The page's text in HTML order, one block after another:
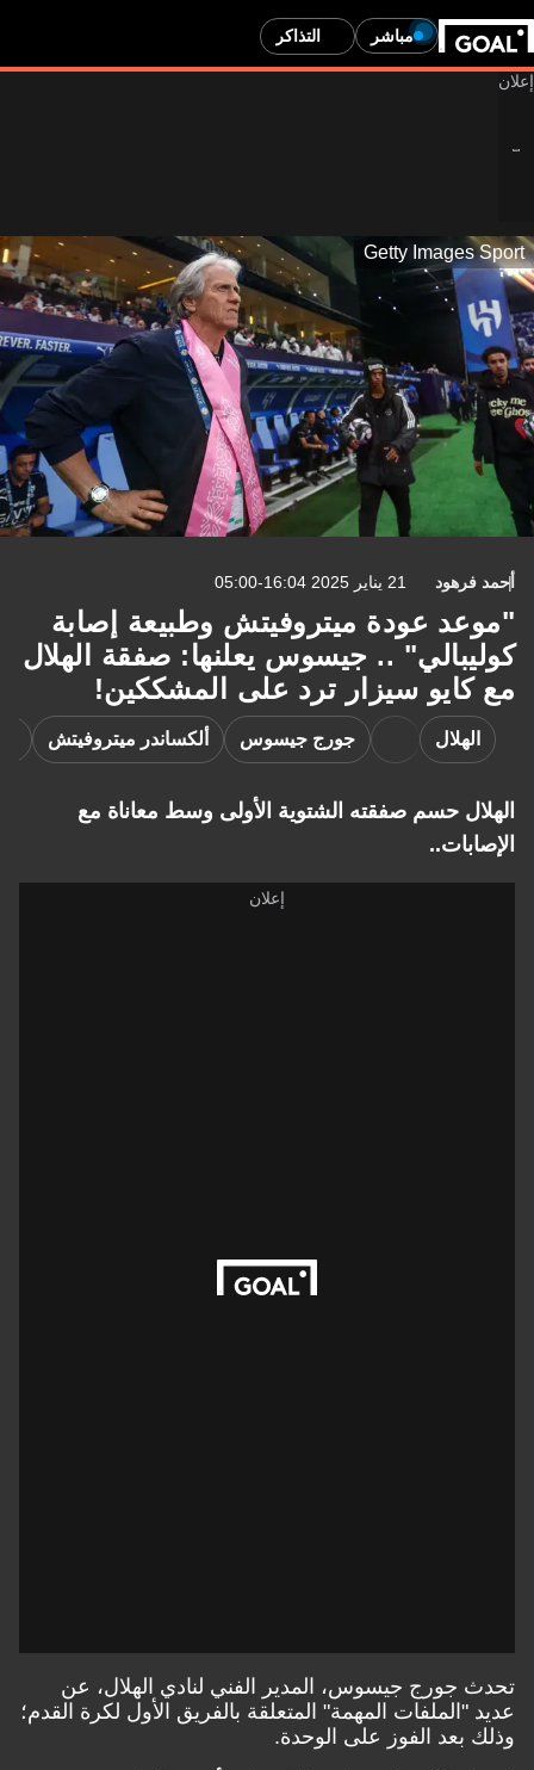
مباشر التذاكر
Getty
21 يناير 2025 16:04-05:00
عودة ميتروفيتش وطبيعة إصابة
.. جيسوس يعلنها: صفقة الهلال
سيزار ترد على المشككين!
جورج جيسوس ألكساندر ميتروفيتش خاليدو
حسم صفقته الشتوية الأولى وسط معاناة مع
جورج جيسوس، المدير الفني لنادي الهلال، عن
المهمة" المتعلقة بالفريق الأول لكرة القدم؛
الفوز على الوحدة.